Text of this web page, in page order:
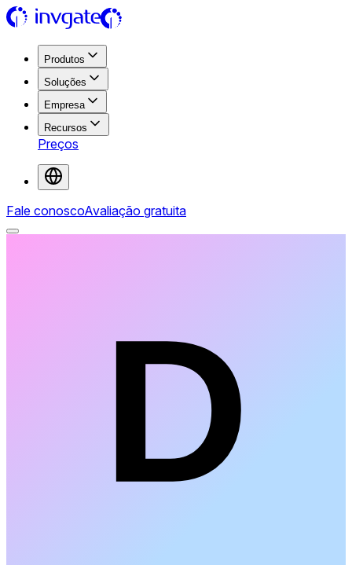
Produtos
Soluções
Empresa
Recursos
Preços
Fale conoscoAvaliação gratuita